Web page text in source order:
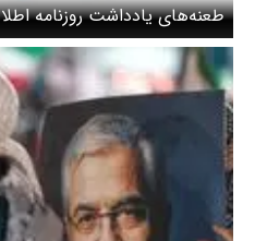
طعنه‌های یادداشت روزنامه
را روی اعصاب مردم بگذارد /
همانگونه ببینند که در شب!